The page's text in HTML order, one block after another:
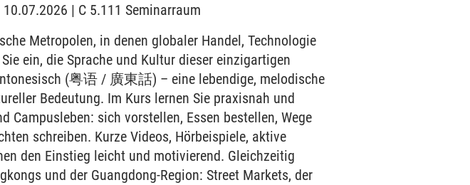
| C 5.111 Seminarraum
Metropolen, in denen globaler Handel, Technologie
ein, die Sprache und Kultur dieser einzigartigen
(粤语 / 廣東話) – eine lebendige, melodische
Bedeutung. Im Kurs lernen Sie praxisnah und
sich vorstellen, Essen bestellen, Wege
schreiben. Kurze Videos, Hörbeispiele, aktive
den Einstieg leicht und motivierend. Gleichzeitig
und der Guangdong-Region: Street Markets, der